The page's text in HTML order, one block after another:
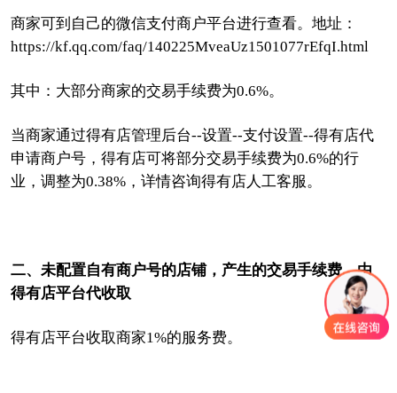
商家可到自己的微信支付商户平台进行查看。 地址：
https://kf.qq.com/faq/140225MveaUz1501077rEfqI.html
其中：大部分商家的交易手续费为0.6%。
当商家通过得有店管理后台--设置--支付设置--得有店代
申请商户号，得有店可将部分交易手续费为0.6%的行
业，调整为0.38%，详情咨询得有店人工客服。
二、未配置自有商户号的店铺，产生的交易手续费，由
得有店平台代收取
得有店平台收取商家1%的服务费。